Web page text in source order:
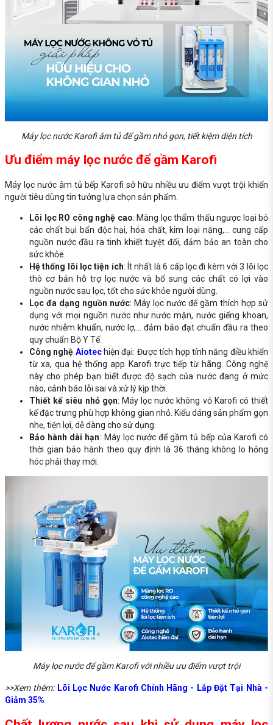
Máy lọc nước Karofi âm tủ để gầm nhỏ gọn, tiết kiệm diện tích
Ưu điểm máy lọc nước để gầm Karofi
Máy lọc nước âm tủ bếp Karofi sở hữu nhiều ưu điểm vượt trội khiến
người tiêu dùng tin tưởng lựa chọn sản phẩm.
Lõi lọc RO công nghệ cao: Màng lọc thẩm thấu ngược loại bỏ
các chất bụi bẩn độc hại, hóa chất, kim loại nặng,... cung cấp
nguồn nước đầu ra tinh khiết tuyệt đối, đảm bảo an toàn cho
sức khỏe.
Hệ thống lõi lọc tiện ích: Ít nhất là 6 cấp lọc đi kèm với 3 lõi lọc
thô cơ bản hỗ trợ lọc nước và bổ sung các chất có lợi vào
nguồn nước sau lọc, tốt cho sức khỏe người dùng.
Lọc đa dạng nguồn nước: Máy lọc nước để gầm thích hợp sử
dụng với mọi nguồn nước như nước mặn, nước giếng khoan,
nước nhiễm khuẩn, nước lợ,... đảm bảo đạt chuẩn đầu ra theo
quy chuẩn Bộ Y Tế.
Công nghệ Aiotechiện đại: Được tích hợp tính năng điều khiển
từ xa, qua hệ thống app Karofi trực tiếp từ hãng. Công nghệ
này cho phép bạn biết được độ sạch của nước đang ở mức
nào, cảnh báo lỗi sai và xử lý kịp thời.
Thiết kế siêu nhỏ gọn: Máy lọc nước không vỏ Karofi có thiết
kế đặc trưng phù hợp không gian nhỏ. Kiểu dáng sản phẩm gọn
nhẹ, tiện lợi, dễ dàng cho sử dụng.
Bảo hành dài hạn: Máy lọc nước để gầm tủ bếp của Karofi có
thời gian bảo hành theo quy định là 36 tháng không lo hỏng
hóc phải thay mới.
Máy lọc nước để gầm Karofi với nhiều ưu điểm vượt trội
>>Xem thêm: Lõi Lọc Nước Karofi Chính Hãng - Lắp Đặt Tại Nhà -
Giảm 35%